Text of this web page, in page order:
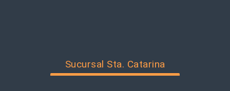
Sucursal Sta. Catarina